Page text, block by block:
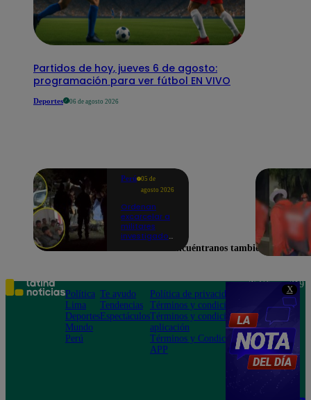
X
Partidos de hoy, jueves 6 de agosto:
programación para ver fútbol EN VIVO
Deportes 06 de agosto 2026
Perú
05 de
agosto 2026
Ordenan
excarcelar a
militares
investigados
Colcabamba
Encuéntranos también en
Política
Lima
Deportes
Mundo
Perú
Te ayudo
Tendencias
Espectáculos
Política de privacidad
Términos y condiciones
Términos y condiciones
aplicación
Términos y Condiciones
APP
Teléfono: 219
Av. San
Felipe 968
Jesús María